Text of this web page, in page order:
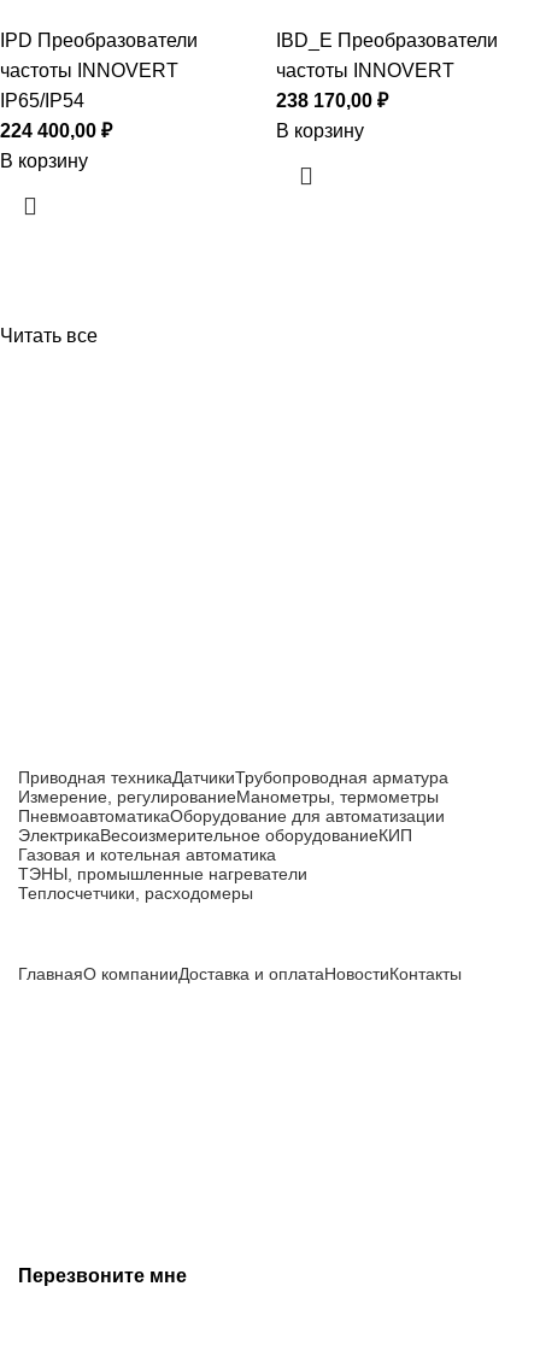
IPD Преобразователи
частоты INNOVERT
IP65/IP54
224 400,00 ₽
В корзину
IBD_E Преобразователи
частоты INNOVERT
238 170,00 ₽
В корзину
Читать все
Приводная техникаДатчикиТрубопроводная арматура
Измерение, регулированиеМанометры, термометры
ПневмоавтоматикаОборудование для автоматизации
ЭлектрикаВесоизмерительное оборудованиеКИП
Газовая и котельная автоматика
ТЭНЫ, промышленные нагреватели
Теплосчетчики, расходомеры
ГлавнаяО компанииДоставка и оплатаНовостиКонтакты
Перезвоните мне